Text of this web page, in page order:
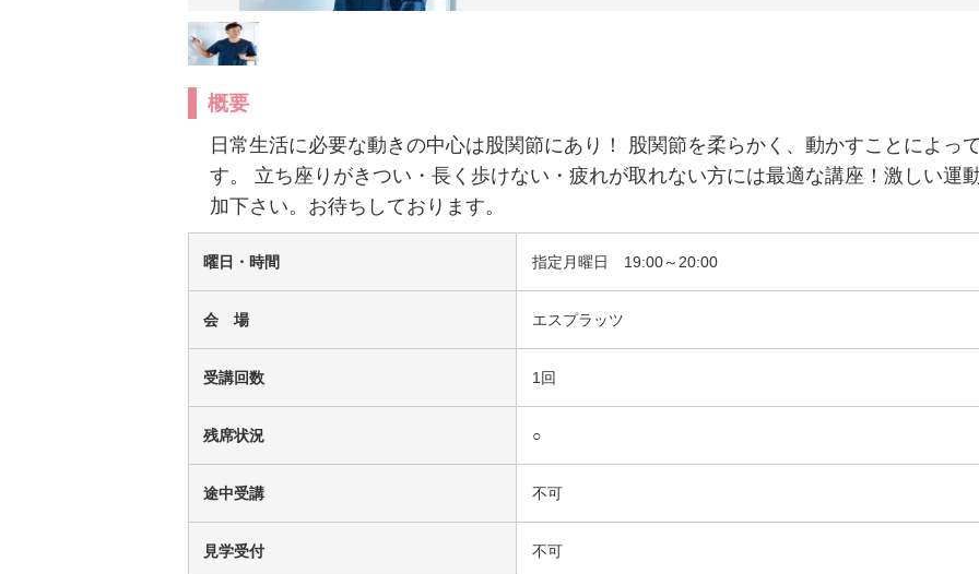
ピアノ 写真販売 チケット
概要
日常生活に必要な動きの中心は股関節にあり！ 股関節を柔らかく、動かすことによっ
す。 立ち座りがきつい・長く歩けない・疲れが取れない方には最適な講座！激しい運
加下さい。お待ちしております。
曜日・時間 指定月曜日 19:00～20:00
会 場 エスプラッツ
受講回数 1回
残席状況 ○
途中受講 不可
見学受付 不可